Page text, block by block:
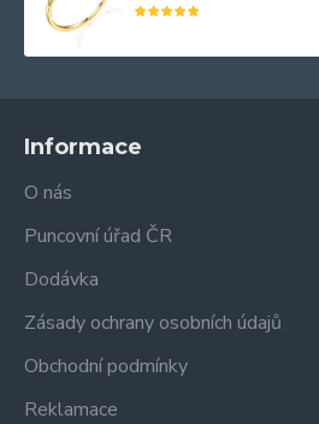
Informace
O nás
Puncovní úřad ČR
Dodávka
Zásady ochrany osobních údajů
Obchodní podmínky
Reklamace